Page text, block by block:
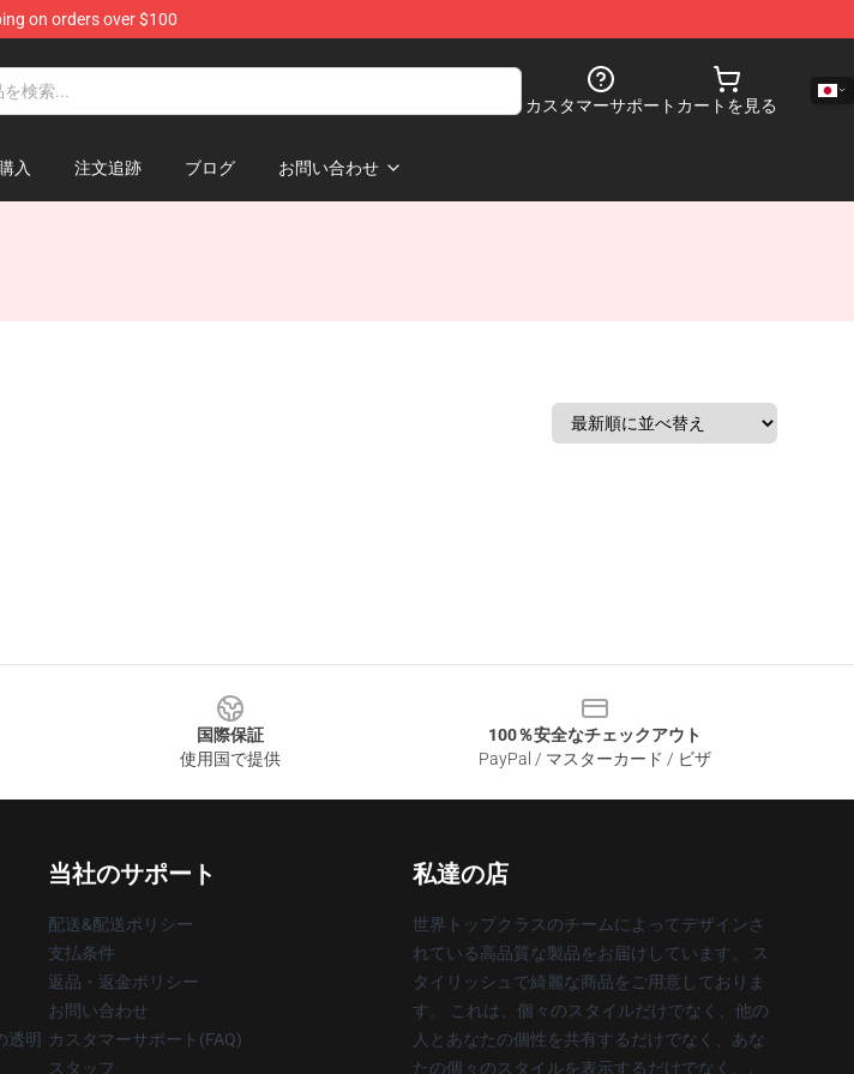
on orders over $100
カスタマーサポート カートを見る
入 注文追跡 ブログ お問い合わせ
国際保証
使用国で提供
100％安全なチェックアウト
PayPal / マスターカード / ビザ
透明
当社のサポート
配送&配送ポリシー
支払条件
返品・返金ポリシー
お問い合わせ
カスタマーサポート(FAQ)
スタッフ
私達の店
世界トップクラスのチームによってデザインさ
れている高品質な製品をお届けしています。 ス
タイリッシュで綺麗な商品をご用意しておりま
す。 これは、個々のスタイルだけでなく、他の
人とあなたの個性を共有するだけでなく、あな
たの個々のスタイルを表示するだけでなく、.